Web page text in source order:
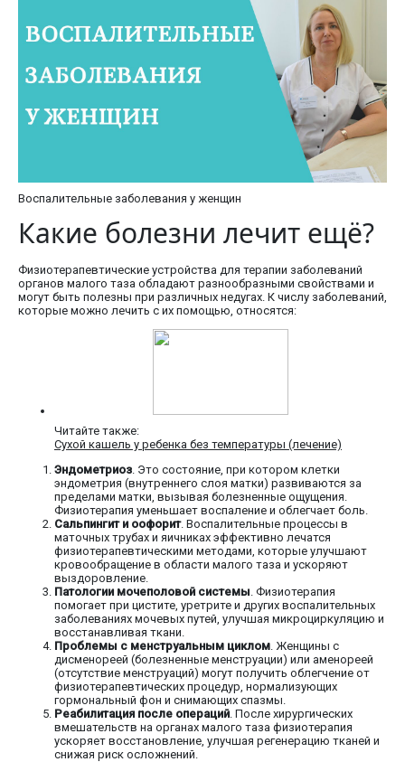
Воспалительные заболевания у женщин
Какие болезни лечит ещё?
Физиотерапевтические устройства для терапии заболеваний
органов малого таза обладают разнообразными свойствами и
могут быть полезны при различных недугах. К числу заболеваний,
которые можно лечить с их помощью, относятся:
Читайте также:
Сухой кашель у ребенка без температуры (лечение)
Эндометриоз . Это состояние, при котором клетки
эндометрия (внутреннего слоя матки) развиваются за
пределами матки, вызывая болезненные ощущения.
Физиотерапия уменьшает воспаление и облегчает боль.
Сальпингит и оофорит. Воспалительные процессы в
маточных трубах и яичниках эффективно лечатся
физиотерапевтическими методами, которые улучшают
кровообращение в области малого таза и ускоряют
выздоровление.
Патологии мочеполовой системы . Физиотерапия
помогает при цистите, уретрите и других воспалительных
заболеваниях мочевых путей, улучшая микроциркуляцию и
восстанавливая ткани.
Проблемы с менструальным циклом . Женщины с
дисменореей (болезненные менструации) или аменореей
(отсутствие менструаций) могут получить облегчение от
физиотерапевтических процедур, нормализующих
гормональный фон и снимающих спазмы.
Реабилитация после операций . После хирургических
вмешательств на органах малого таза физиотерапия
ускоряет восстановление, улучшая регенерацию тканей и
снижая риск осложнений.